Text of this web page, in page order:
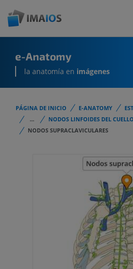
e-Anatomy
la anatomía en imágenes
PÁGINA DE INICIO E-ANATOMY
...
NODOS LINFOIDES DEL CUELLO
NODOS SUPRACLAVICULARES